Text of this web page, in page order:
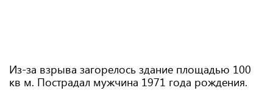
Из-за взрыва загорелось здание площадью 100
кв м. Пострадал мужчина 1971 года рождения.